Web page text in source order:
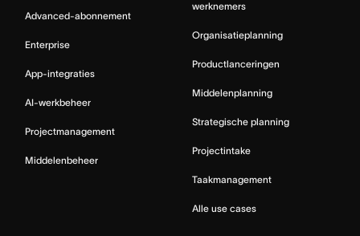
Advanced-abonnement
Enterprise
App-integraties
AI-werkbeheer
Projectmanagement
Middelenbeheer
werknemers
Organisatieplanning
Productlanceringen
Middelenplanning
Strategische planning
Projectintake
Taakmanagement
Alle use cases